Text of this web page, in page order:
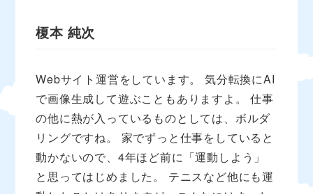
榎本 純次
Webサイト運営をしています。 気分転換にAI
で画像生成して遊ぶこともありますよ。 仕事
の他に熱が入っているものとしては、ボルダ
リングですね。 家でずっと仕事をしていると
動かないので、4年ほど前に「運動しよう」
と思ってはじめました。 テニスなど他にも運